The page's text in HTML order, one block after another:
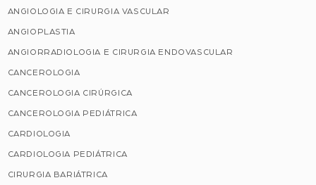
ANGIOLOGIA E CIRURGIA VASCULAR
ANGIOPLASTIA
ANGIORRADIOLOGIA E CIRURGIA ENDOVASCULAR
CANCEROLOGIA
CANCEROLOGIA CIRÚRGICA
CANCEROLOGIA PEDIÁTRICA
CARDIOLOGIA
CARDIOLOGIA PEDIÁTRICA
CIRURGIA BARIÁTRICA